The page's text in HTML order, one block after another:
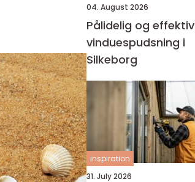
04. August 2026
Pålidelig og effektiv
vinduespudsning i
Silkeborg
inspiration
31. July 2026